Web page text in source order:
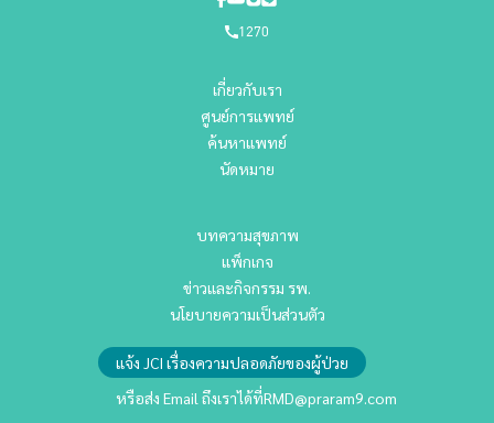
1270
เกี่ยวกับเรา
ศูนย์การแพทย์
ค้นหาแพทย์
นัดหมาย
บทความสุขภาพ
แพ็กเกจ
ข่าวและกิจกรรม รพ.
นโยบายความเป็นส่วนตัว
แจ้ง JCI เรื่องความปลอดภัยของผู้ป่วย
หรือส่ง Email ถึงเราได้ที่RMD@praram9.com